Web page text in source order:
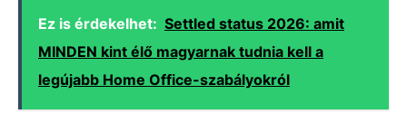
Ez is érdekelhet: Settled status 2026: amit
MINDEN kint élő magyarnak tudnia kell a
legújabb Home Office-szabályokról